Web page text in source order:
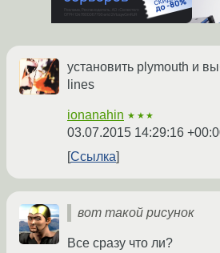
установить plymouth и
lines
ionanahin ★★★
03.07.2015 14:29:16
Ссылка
вот такой рисунок
Все сразу что ли?